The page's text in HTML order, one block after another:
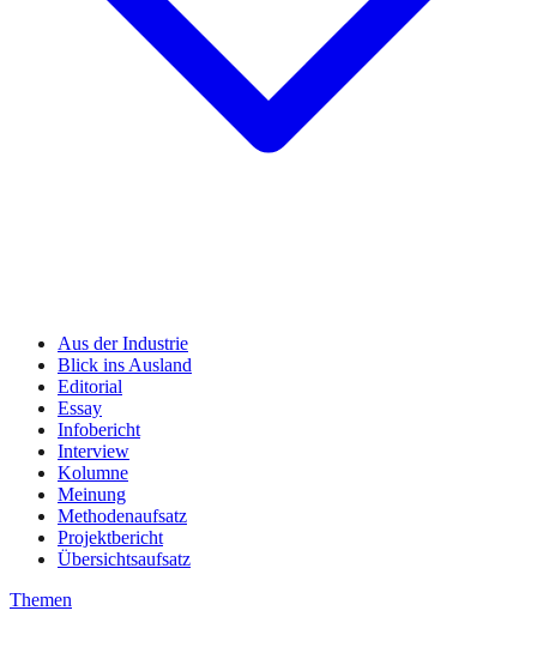
Aus der Industrie
Blick ins Ausland
Editorial
Essay
Infobericht
Interview
Kolumne
Meinung
Methodenaufsatz
Projektbericht
Übersichtsaufsatz
Themen